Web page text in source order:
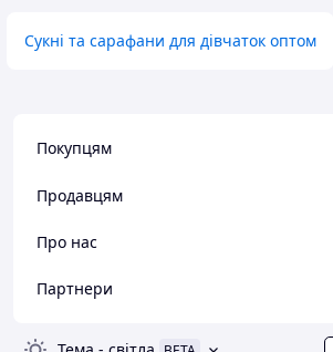
Сукні та сарафани для дівчаток оптом
Покупцям
Продавцям
Про нас
Партнери